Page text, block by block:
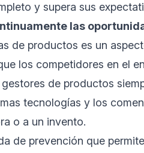
y supera sus
las
de productos es un
los competidores en el
de productos
tecnologías y los
o a un invento.
de prevención que